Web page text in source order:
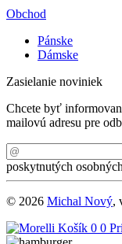
Obchod
Pánske
Dámske
Zasielanie noviniek
Chcete byť
mailovú adresu pre
poskytnutých
© 2026 Michal Nový,
Košík 0 0